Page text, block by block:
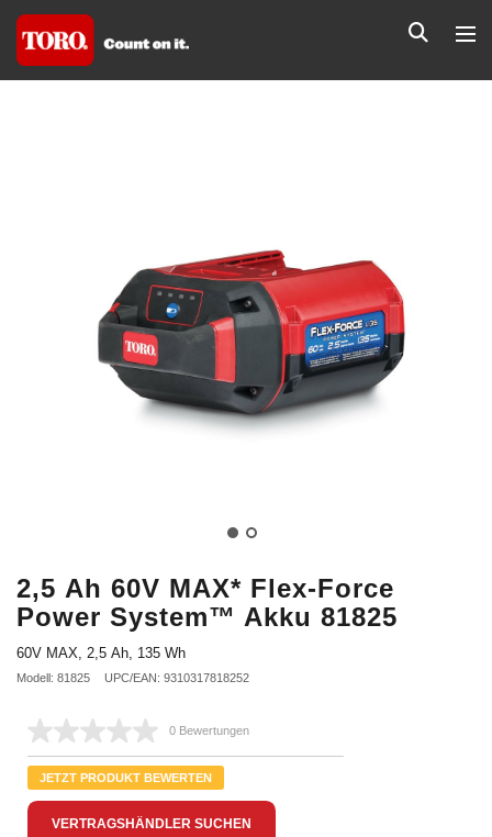
2,5 Ah 60V MAX* Flex-Force
Power System™ Akku 81825
60V MAX, 2,5 Ah, 135 Wh
Modell: 81825 UPC/EAN: 9310317818252
Kein
Beurteilungswert.
Link
auf
Seite.
0 Bewertungen
JETZT PRODUKT BEWERTEN
VERTRAGSHÄNDLER SUCHEN